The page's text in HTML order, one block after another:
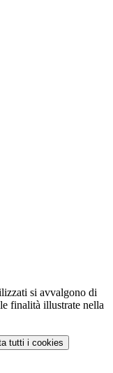
si avvalgono di
finalità illustrate nella
tutti i cookies